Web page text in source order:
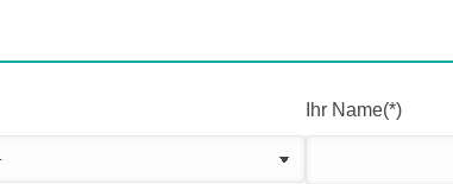
Ihr Name(*)